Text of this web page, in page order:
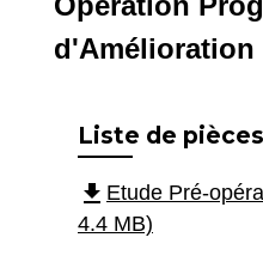
Liste de
file_download Etude Pré-
4.4 MB)